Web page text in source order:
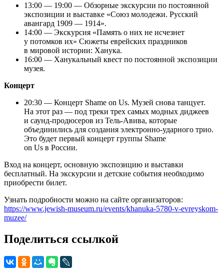
13:00 — 19:00 — Обзорные экскурсии по постоянной
экспозиции и выставке «Союз молодежи. Русский
авангард 1909 — 1914».
14:00 — Экскурсия «Память о них не исчезнет
у потомков их» Сюжеты еврейских праздников
в мировой истории: Ханука.
16:00 — Ханукальный квест по постоянной экспозиции
музея.
Концерт
20:30 — Концерт Shame on Us. Музей снова танцует.
На этот раз — под треки трех самых модных диджеев
и саунд-продюсеров из Тель-Авива, которые
объединились для создания электронно-ударного трио.
Это будет первый концерт группы Shame
on Us в России.
Вход на концерт, основную экспозицию и выставки
бесплатный. На экскурсии и детские события необходимо
приобрести билет.
Узнать подробности можно на сайте организаторов:
https://www.jewish-museum.ru/events/khanuka-5780-v-evreyskom-
muzee/
Поделиться ссылкой